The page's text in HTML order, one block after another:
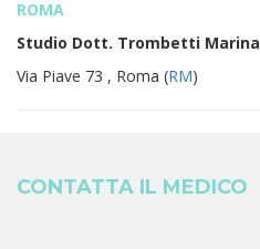
ROMA
Studio Dott. Trombetti Marina
Via Piave 73 , Roma (RM)
CONTATTA IL MEDICO